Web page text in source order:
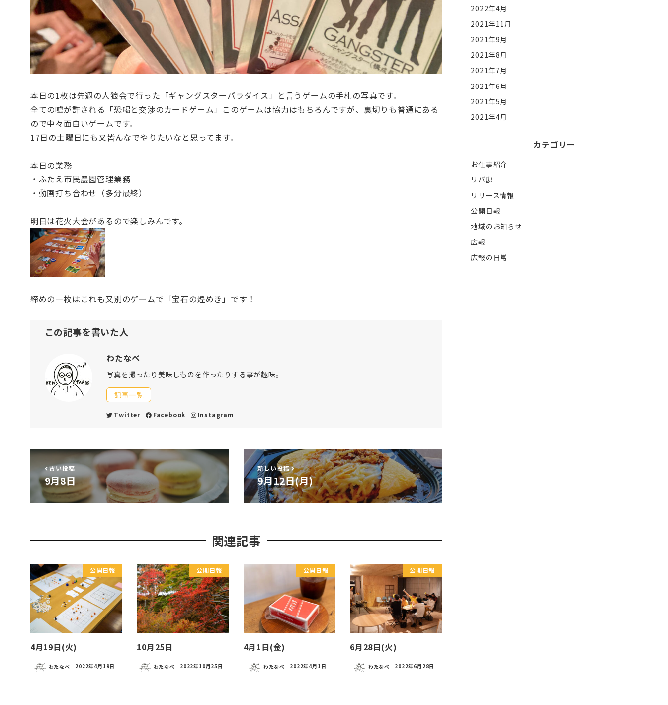
本日の1枚は先週の人狼会で行った「ギャングスターパラダイス」と言うゲームの手札の写真です。
全ての嘘が許される「恐喝と交渉のカードゲーム」このゲームは協力はもちろんですが、裏切りも普通にある
ので中々面白いゲームです。
17日の土曜日にも又皆んなでやりたいなと思ってます。
本日の業務
・ふたえ市民農園管理業務
・動画打ち合わせ（多分最終）
明日は花火大会があるので楽しみんです。
締めの一枚はこれも又別のゲームで「宝石の煌めき」です！
この記事を書いた人
わたなべ
写真を撮ったり美味しものを作ったりする事が趣味。
記事一覧
Twitter Facebook Instagram
古い投稿
9月8日
新しい投稿
9月12日(月)
関連記事
公開日報
4月19日(火)
わたなべ 2022年4月19日
公開日報
10月25日
わたなべ 2022年10月25日
公開日報
4月1日(金)
わたなべ 2022年4月1日
公開日報
6月28日(火)
わたなべ 2022年6月28日
2022年4月
2021年11月
2021年9月
2021年8月
2021年7月
2021年6月
2021年5月
2021年4月
カテゴリー
お仕事紹介
リバ邸
リリース情報
公開日報
地域のお知らせ
広報
広報の日常